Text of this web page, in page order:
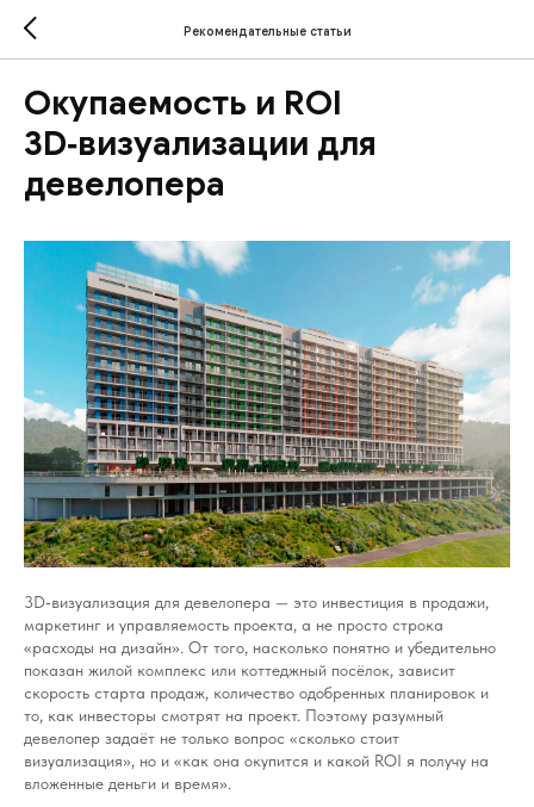
Рекомендательные статьи
Окупаемость и ROI
3D‑визуализации для
девелопера
3D‑визуализация для девелопера — это инвестиция в продажи,
маркетинг и управляемость проекта, а не просто строка
«расходы на дизайн». От того, насколько понятно и убедительно
показан жилой комплекс или коттеджный посёлок, зависит
скорость старта продаж, количество одобренных планировок и
то, как инвесторы смотрят на проект. Поэтому разумный
девелопер задаёт не только вопрос «сколько стоит
визуализация», но и «как она окупится и какой ROI я получу на
вложенные деньги и время».